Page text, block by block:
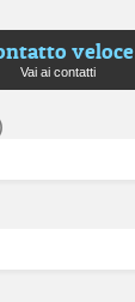
veloce
Vai ai contatti